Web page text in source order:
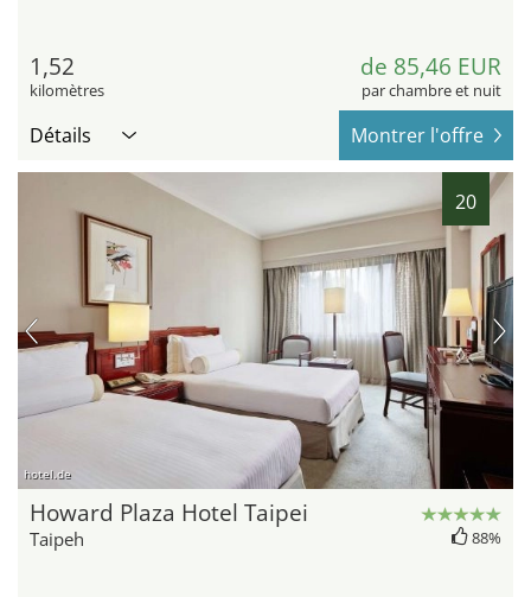
1,52
kilomètres
de 85,46 EUR
par chambre et nuit
Détails Montrer l'offre
20
hotel.de
Howard Plaza Hotel Taipei
Taipeh 88%